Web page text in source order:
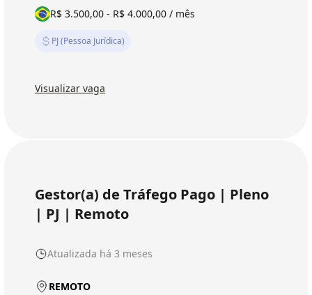
R$ 3.500,00 - R$ 4.000,00 / mês
PJ (Pessoa Jurídica)
Visualizar vaga
Gestor(a) de Tráfego Pago | Pleno
| PJ | Remoto
Atualizada há 3 meses
REMOTO